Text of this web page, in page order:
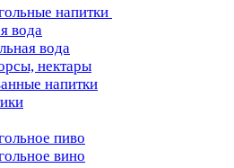
напитки
вода
вода
нектары
напитки
пиво
вино